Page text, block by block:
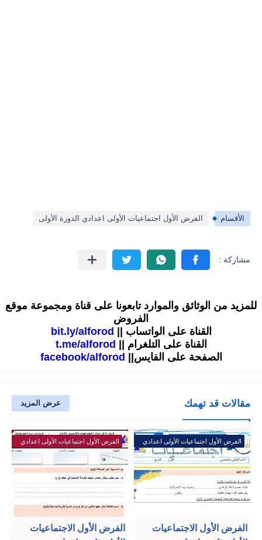
الأقسام الفرض الأول اجتماعيات الأولى اعدادي الدورة الأولى
للمزيد من الوثائق والموارد تابعونا على قناة ومجموعة موقع
الفروض
القناة على الواتساب || bit.ly/alforod
القناة على التلغرام || t.me/alforod
الصفحة على الفايس|| facebook/alforod
مقالات قد تهمك عرض المزيد
الفرض الأول اجتماعيات الأولى اعدادي
الدورة الأولى
الفرض الأول الاجتماعيات
الفرض الأول اجتماعيات الأولى اعدادي
الدورة الأولى
الفرض الأول الاجتماعيات